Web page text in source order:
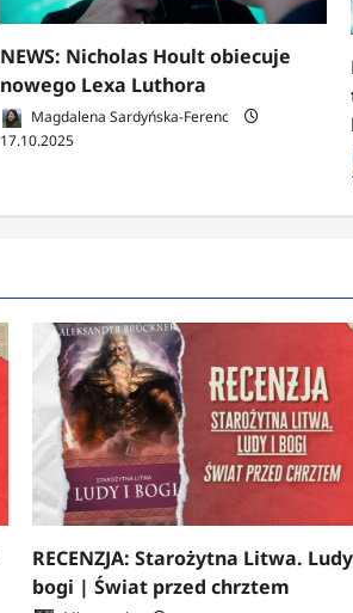
NEWS: Nicholas Hoult obiecuje
nowego Lexa Luthora
Magdalena Sardyńska-Ferenc
17.10.2025
RECENZJA: Starożytna Litwa.
bogi | Świat przed chrztem